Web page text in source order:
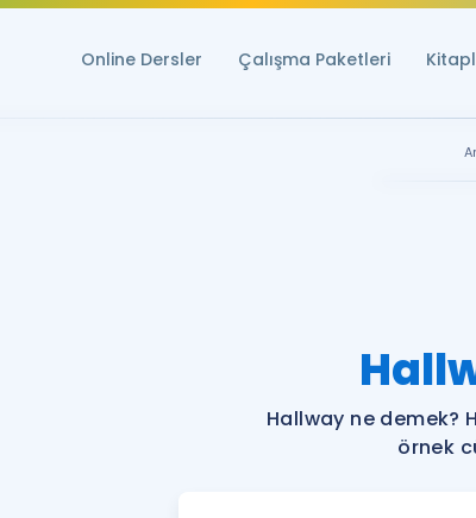
Online Dersler Çalışma Paketleri
Hallway ne demek?
örnek